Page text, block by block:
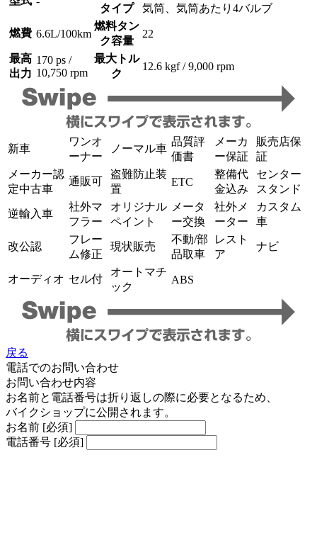
タイプ 気筒、気筒あたり4バルブ
燃費 6.6L/100km
燃料タン
ク容量
22
最高
出力
170 ps /
10,750 rpm
最大トル
ク
12.6 kgf / 9,000 rpm
新車
ワンオ
ーナー
ノーマル車
品質評
価書
メーカ
ー保証
販売店保
証
メーカー認
定中古車
通販可
盗難防止装
置
ETC
整備代
金込み
センター
スタンド
逆輸入車
社外マ
フラー
オリジナル
ペイント
メータ
ー交換
社外メ
ーター
カスタム
車
改公認
フレー
ム修正
現状販売
不動/部
品取車
レスト
ア
ナビ
オーディオ セル付
オートマチ
ック
ABS
戻る
電話でのお問い合わせ
お問い合わせ内容
お名前と電話番号は折り返しの際に必要となるため、
バイクショップに公開されます。
お名前 [必須]
電話番号 [必須]